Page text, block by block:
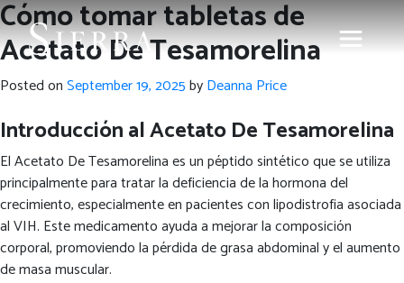
Cómo tomar tabletas de
Acetato De Tesamorelina
Posted onSeptember 19, 2025byDeanna Price
Introducción al Acetato De Tesamorelina
El Acetato De Tesamorelina es un péptido sintético que se utiliza
principalmente para tratar la deficiencia de la hormona del
crecimiento, especialmente en pacientes con lipodistrofia asociada
al VIH. Este medicamento ayuda a mejorar la composición
corporal, promoviendo la pérdida de grasa abdominal y el aumento
de masa muscular.